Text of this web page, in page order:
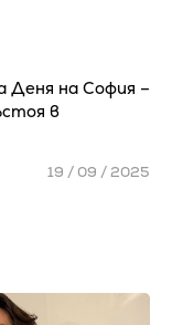
Деня на София –
в
19 / 09 / 2025